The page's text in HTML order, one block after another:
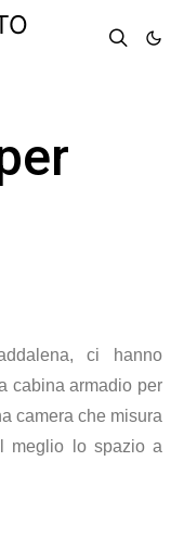
ci hanno
cabina armadio per
camera che misura
meglio lo spazio a